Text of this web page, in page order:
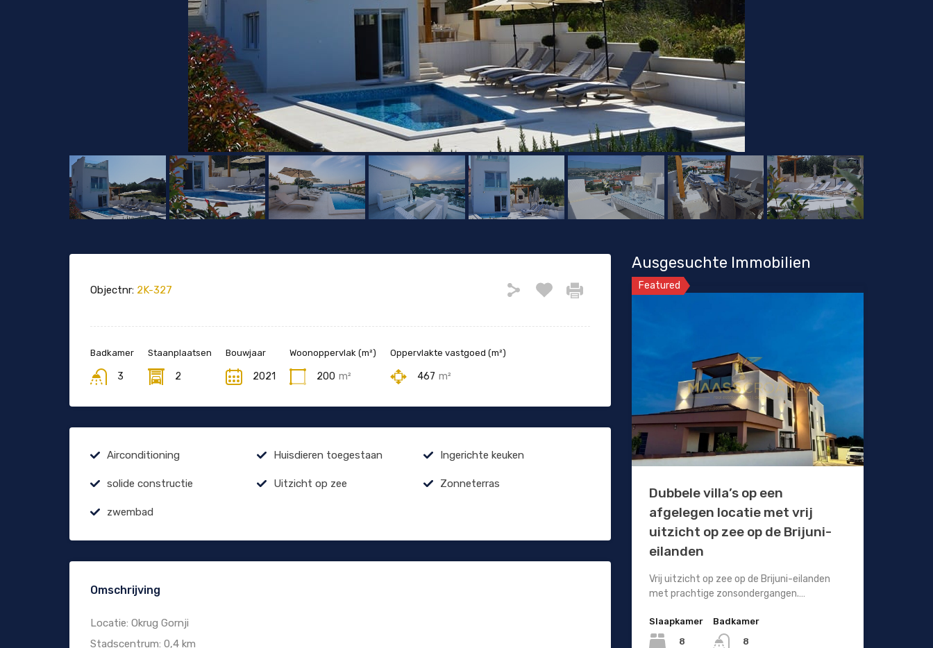
Objectnr: 2K-327
Badkamer
3
Staanplaatsen
2
Bouwjaar
2021
Woonoppervlak (m²)
200 m²
Oppervlakte vastgoed (m²)
467 m²
Airconditioning Huisdieren toegestaan Ingerichte keuken
solide constructie Uitzicht op zee Zonneterras
zwembad
Omschrijving
Locatie: Okrug Gornji
Stadscentrum: 0,4 km
Ausgesuchte Immobilien
Featured
Dubbele villa’s op een
afgelegen locatie met vrij
uitzicht op zee op de Brijuni-
eilanden
Vrij uitzicht op zee op de Brijuni-eilanden
met prachtige zonsondergangen.…
Slaapkamer
8
Badkamer
8